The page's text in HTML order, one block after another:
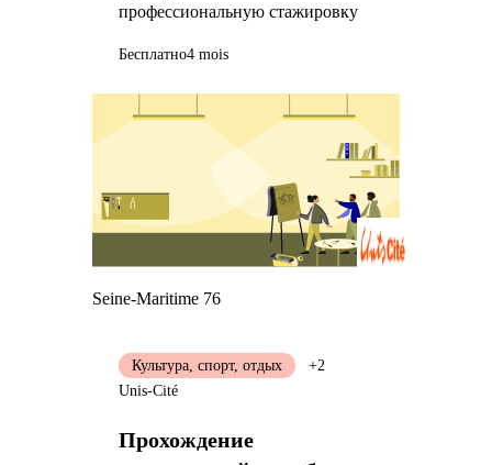
профессиональную стажировку
Бесплатно4 mois
Seine-Maritime 76
Прохождение
Культура, спорт, отдых
+2
Unis-Cité